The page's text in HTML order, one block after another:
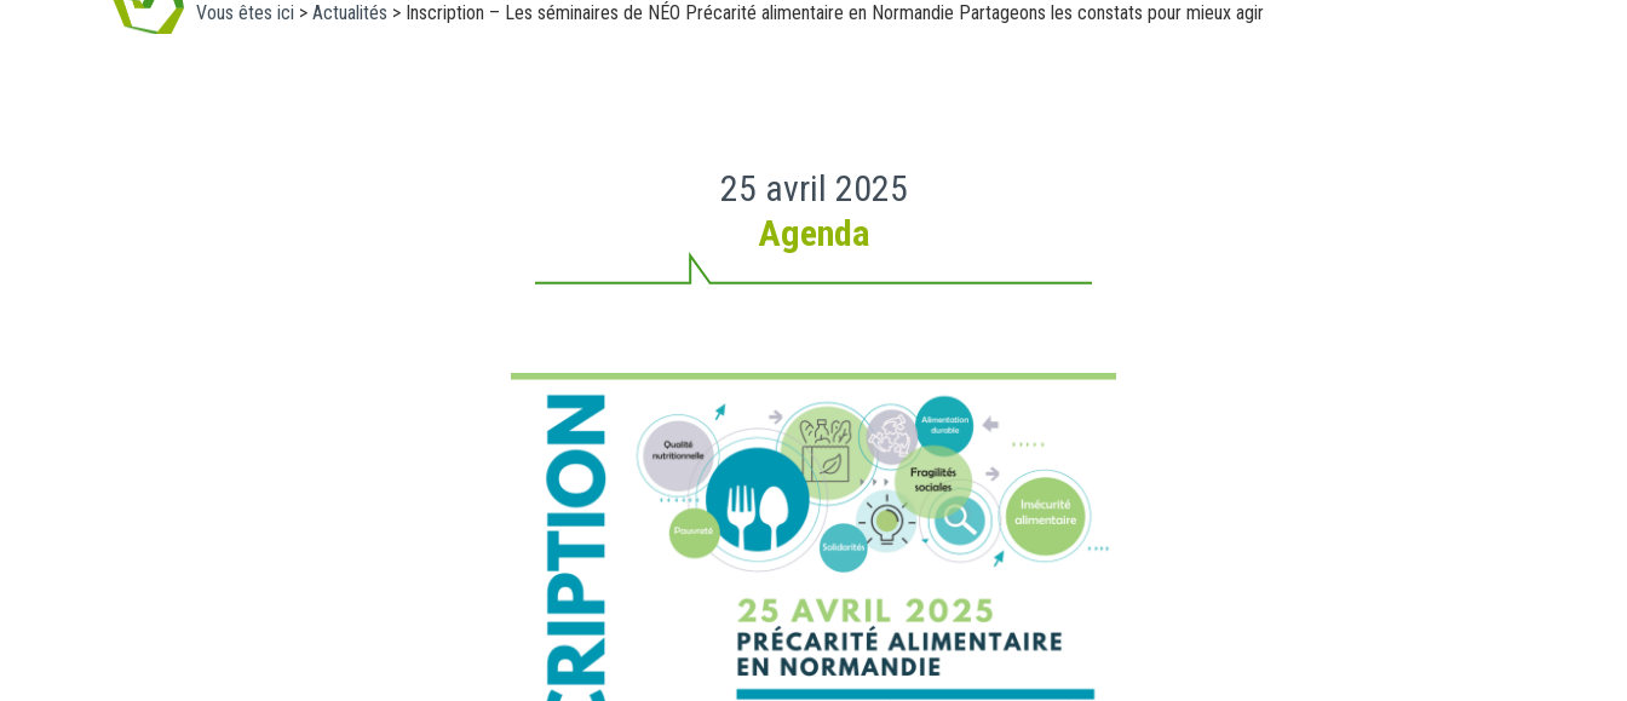
Vous êtes ici > Actualités > Inscription – Les séminaires de NÉO Précarité alimentaire en Normandie Partageons les constats pour mieux agir
25 avril 2025
Agenda